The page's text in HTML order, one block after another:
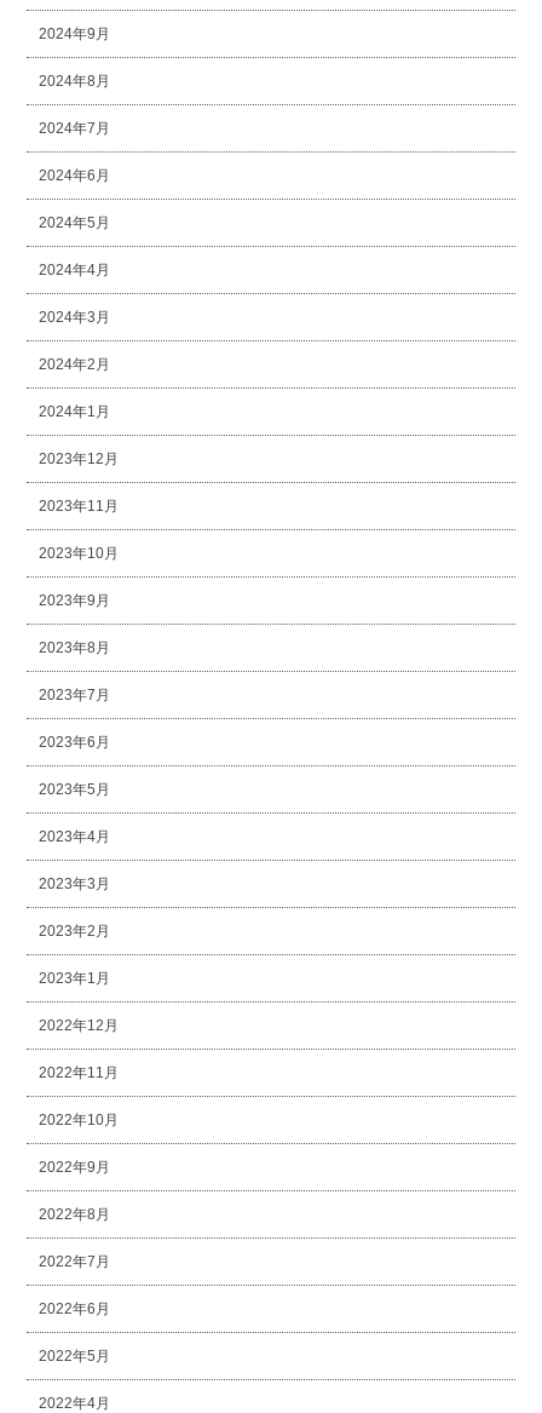
2024年9月
2024年8月
2024年7月
2024年6月
2024年5月
2024年4月
2024年3月
2024年2月
2024年1月
2023年12月
2023年11月
2023年10月
2023年9月
2023年8月
2023年7月
2023年6月
2023年5月
2023年4月
2023年3月
2023年2月
2023年1月
2022年12月
2022年11月
2022年10月
2022年9月
2022年8月
2022年7月
2022年6月
2022年5月
2022年4月